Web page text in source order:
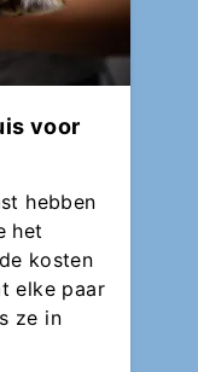
voor
hebben
het
kosten
elke paar
ze in